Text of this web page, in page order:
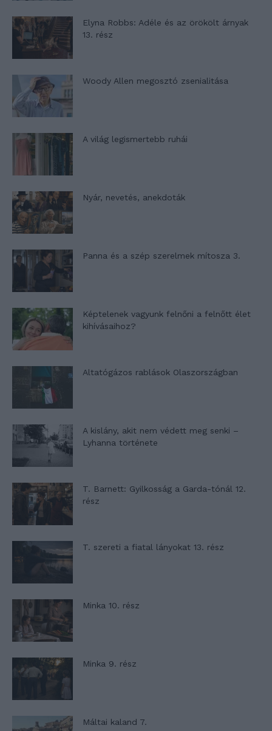
Elyna Robbs: Adéle és az örökölt árnyak
13. rész
Woody Allen megosztó zsenialitása
A világ legismertebb ruhái
Nyár, nevetés, anekdoták
Panna és a szép szerelmek mítosza 3.
Képtelenek vagyunk felnőni a felnőtt élet
kihívásaihoz?
Altatógázos rablások Olaszországban
A kislány, akit nem védett meg senki –
Lyhanna története
T. Barnett: Gyilkosság a Garda-tónál 12.
rész
T. szereti a fiatal lányokat 13. rész
Minka 10. rész
Minka 9. rész
Máltai kaland 7.